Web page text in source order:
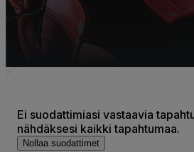
Ei suodattimiasi vastaavia
nähdäksesi kaikki tapahtumaa.
Nollaa suodattimet